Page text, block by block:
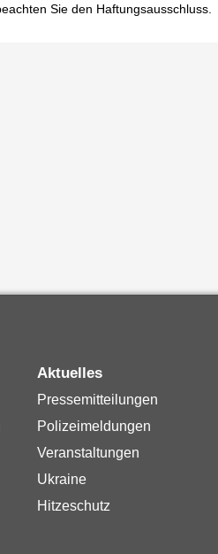
Sie den Haftungsausschluss.
Aktuelles
Pressemitteilungen
Polizeimeldungen
Veranstaltungen
Ukraine
Hitzeschutz